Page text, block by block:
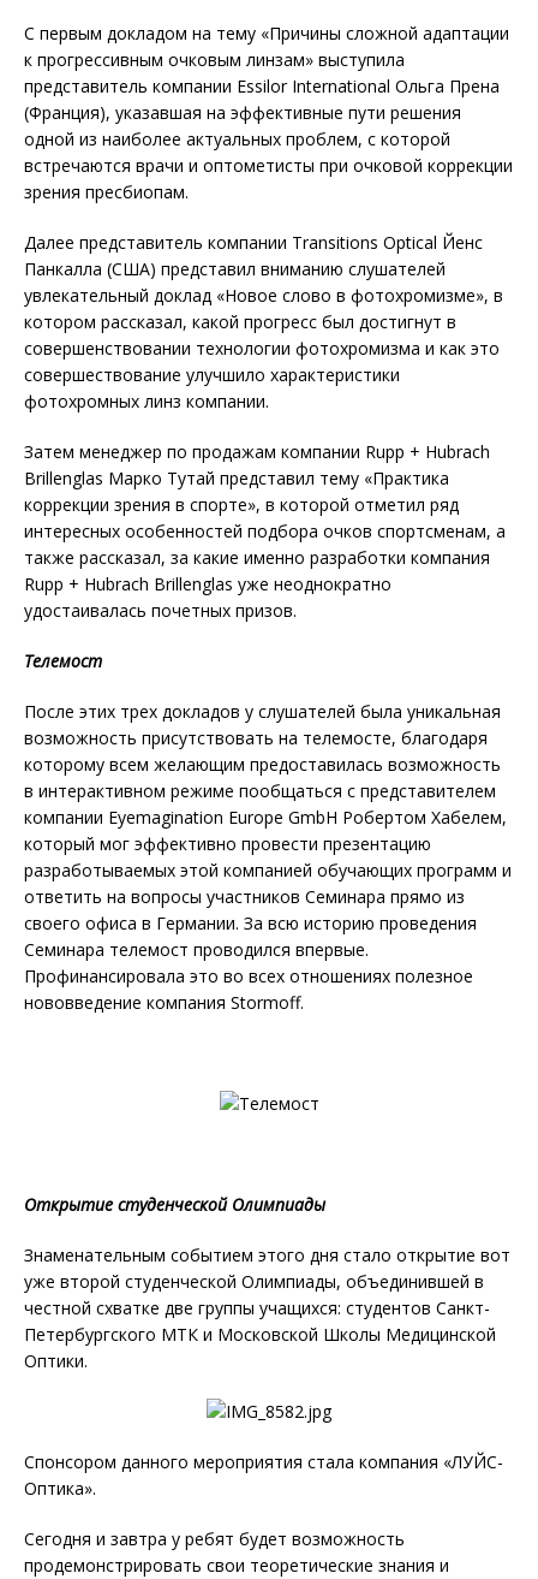
С первым докладом на тему «Причины сложной адаптации
к прогрессивным очковым линзам» выступила
представитель компании Essilor International Ольга Прена
(Франция), указавшая на эффективные пути решения
одной из наиболее актуальных проблем, с которой
встречаются врачи и оптометисты при очковой коррекции
зрения пресбиопам.
Далее представитель компании Transitions Optical Йенс
Панкалла (США) представил вниманию слушателей
увлекательный доклад «Новое слово в фотохромизме», в
котором рассказал, какой прогресс был достигнут в
совершенствовании технологии фотохромизма и как это
совершествование улучшило характеристики
фотохромных линз компании.
Затем менеджер по продажам компании Rupp + Hubrach
Brillenglas Марко Тутай представил тему «Практика
коррекции зрения в спорте», в которой отметил ряд
интересных особенностей подбора очков спортсменам, а
также рассказал, за какие именно разработки компания
Rupp + Hubrach Brillenglas уже неоднократно
удостаивалась почетных призов.
Телемост
После этих трех докладов у слушателей была уникальная
возможность присутствовать на телемосте, благодаря
которому всем желающим предоставилась возможность
в интерактивном режиме пообщаться с представителем
компании Eyemagination Europe GmbH Робертом Хабелем,
который мог эффективно провести презентацию
разработываемых этой компанией обучающих программ и
ответить на вопросы участников Семинара прямо из
своего офиса в Германии. За всю историю проведения
Семинара телемост проводился впервые.
Профинансировала это во всех отношениях полезное
нововведение компания Stormoff.
Открытие студенческой Олимпиады
Знаменательным событием этого дня стало открытие вот
уже второй студенческой Олимпиады, объединившей в
честной схватке две группы учащихся: студентов Санкт-
Петербургского МТК и Московской Школы Медицинской
Оптики.
Спонсором данного мероприятия стала компания «ЛУЙС-
Оптика».
Сегодня и завтра у ребят будет возможность
продемонстрировать свои теоретические знания и